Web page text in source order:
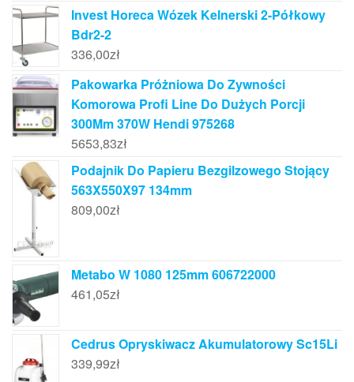
Invest Horeca Wózek Kelnerski 2-Półkowy
Bdr2-2
336,00zł
Pakowarka Próżniowa Do Zywności
Komorowa Profi Line Do Dużych Porcji
300Mm 370W Hendi 975268
5653,83zł
Podajnik Do Papieru Bezgilzowego Stojący
563X550X97 134mm
809,00zł
Metabo W 1080 125mm 606722000
461,05zł
Cedrus Opryskiwacz Akumulatorowy Sc15Li
339,99zł